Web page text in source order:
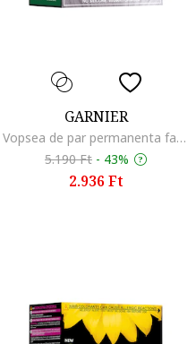
GARNIER
Vopsea de par permanenta fara amoniac Olia 1.0 Night Black, 174 ml, Silver Smoke
5.190 Ft - 43%
2.936 Ft